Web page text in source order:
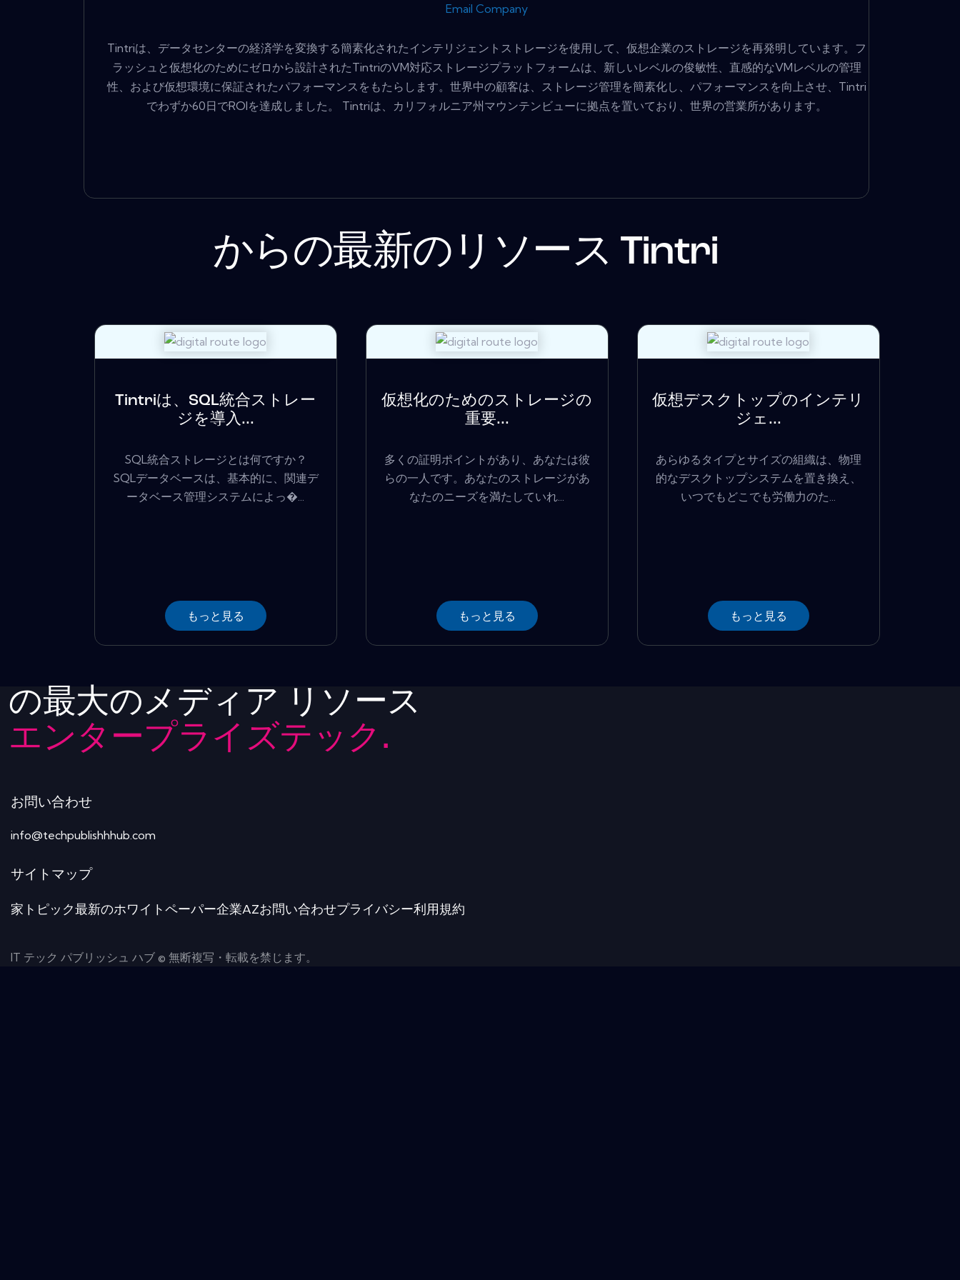
Email Company
Tintriは、データセンターの経済学を変換する簡素化されたインテリジェントストレージを使用して、仮想企業のストレージを再発明しています。フ
ラッシュと仮想化のためにゼロから設計されたTintriのVM対応ストレージプラットフォームは、新しいレベルの俊敏性、直感的なVMレベルの管理
性、および仮想環境に保証されたパフォーマンスをもたらします。世界中の顧客は、ストレージ管理を簡素化し、パフォーマンスを向上させ、Tintri
でわずか60日でROIを達成しました。 Tintriは、カリフォルニア州マウンテンビューに拠点を置いており、世界の営業所があります。
からの最新のリソース Tintri
Tintriは、SQL統合ストレー
ジを導入...
SQL統合ストレージとは何ですか？
SQLデータベースは、基本的に、関連デ
ータベース管理システムによっ�...
もっと見る
仮想化のためのストレージの
重要...
多くの証明ポイントがあり、あなたは彼
らの一人です。あなたのストレージがあ
なたのニーズを満たしていれ...
もっと見る
仮想デスクトップのインテリ
ジェ...
あらゆるタイプとサイズの組織は、物理
的なデスクトップシステムを置き換え、
いつでもどこでも労働力のた...
もっと見る
の最大のメディア リソース
エンタープライズテック.
お問い合わせ
info@techpublishhhub.com
サイトマップ
家 トピック最新のホワイトペーパー企業AZお問い合わせプライバシー利用規約
IT テック パブリッシュ ハブ © 無断複写・転載を禁じます。